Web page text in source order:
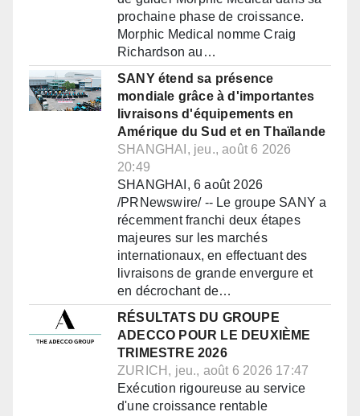
prochaine phase de croissance.
Morphic Medical nomme Craig
Richardson au…
SANY étend sa présence
mondiale grâce à d'importantes
livraisons d'équipements en
Amérique du Sud et en Thaïlande
SHANGHAI, jeu., août 6 2026
20:49
SHANGHAI, 6 août 2026
/PRNewswire/ -- Le groupe SANY a
récemment franchi deux étapes
majeures sur les marchés
internationaux, en effectuant des
livraisons de grande envergure et
en décrochant de…
RÉSULTATS DU GROUPE
ADECCO POUR LE DEUXIÈME
TRIMESTRE 2026
ZURICH, jeu., août 6 2026 17:47
Exécution rigoureuse au service
d'une croissance rentable